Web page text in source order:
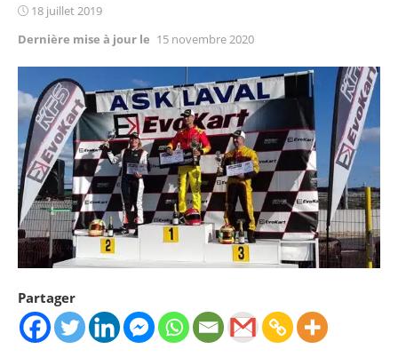
Posted
18 juillet 2019
Dernière mise à jour le 15 novembre 2020
Partager